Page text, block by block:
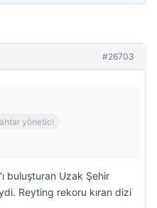
#26703
yönetici
buluşturan Uzak Şehir
Reyting rekoru kıran dizi